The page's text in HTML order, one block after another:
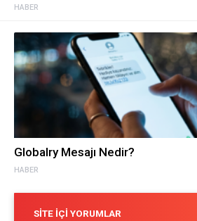
HABER
HABER
Globalry Mesajı Nedir?
SITE İÇI YORUMLAR